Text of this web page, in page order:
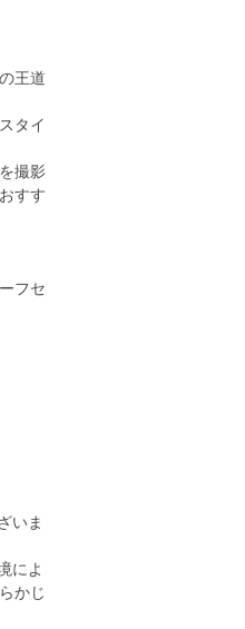
王道
タイ
撮影
すす
フセ
いま
によ
かじ